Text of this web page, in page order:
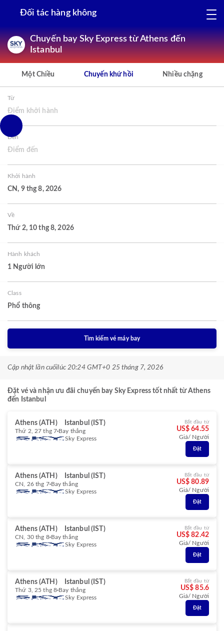
Đối tác hàng không
Chuyến bay Sky Express từ Athens đến
Istanbul
Một Chiều Chuyến khứ hồi Nhiều chặng
Từ
Điểm khởi hành
Đến
Điểm đến
Khởi hành
CN, 9 thg 8, 2026
Về
Thứ 2, 10 thg 8, 2026
Hành khách
1 Người lớn
Class
Phổ thông
Tìm kiếm vé máy bay
Cập nhật lần cuốilúc 20:24 GMT+0 25 tháng 7, 2026
Đặt vé và nhận ưu đãi chuyến bay Sky Express tốt nhất từ Athens
đến Istanbul
Athens (ATH) Istanbul (IST)
Thứ 2, 27 thg 7 Bay thẳng
Sky Express
Bắt đầu từ
US$ 64.55
Giá/ Người
Đặt
Athens (ATH) Istanbul (IST)
CN, 26 thg 7 Bay thẳng
Sky Express
Bắt đầu từ
US$ 80.89
Giá/ Người
Đặt
Athens (ATH) Istanbul (IST)
CN, 30 thg 8 Bay thẳng
Sky Express
Bắt đầu từ
US$ 82.42
Giá/ Người
Đặt
Athens (ATH) Istanbul (IST)
Thứ 3, 25 thg 8 Bay thẳng
Sky Express
Bắt đầu từ
US$ 85.6
Giá/ Người
Đặt